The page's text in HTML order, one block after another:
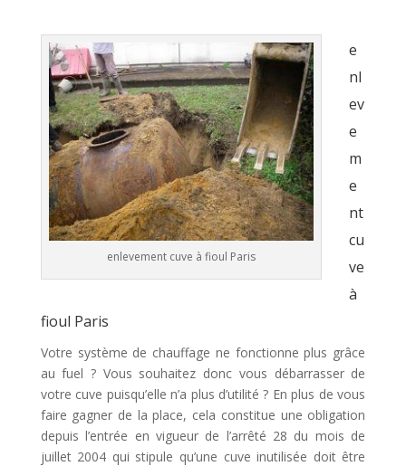
enlevement cuve à fioul Paris
e
nl
ev
e
m
e
nt
cu
ve
à
fioul Paris
Votre système de chauffage ne fonctionne plus grâce
au fuel ? Vous souhaitez donc vous débarrasser de
votre cuve puisqu’elle n’a plus d’utilité ? En plus de vous
faire gagner de la place, cela constitue une obligation
depuis l’entrée en vigueur de l’arrêté 28 du mois de
juillet 2004 qui stipule qu’une cuve inutilisée doit être